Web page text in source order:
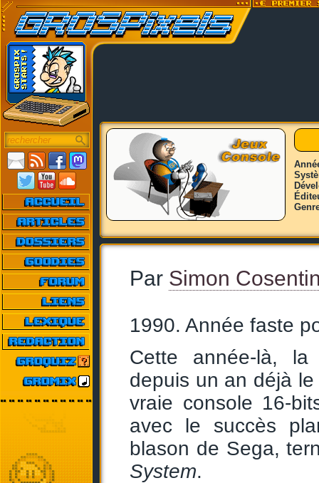
Par Simon
1990. Année faste
Cette année-là, la
depuis un an déjà
vraie console 16-
avec le succès
blason de Sega,
System.